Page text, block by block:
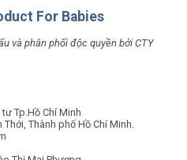
For Babies
và phân phối độc quyền bởi CTY
Tp.Hồ Chí Minh
Thới, Thành phố Hồ Chí Minh.